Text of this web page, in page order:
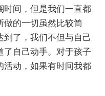
时间，但是我们一直都
做的一切虽然比较简
了，我们不但与自己
了自己动手。对于孩子
活动，如果有时间我都